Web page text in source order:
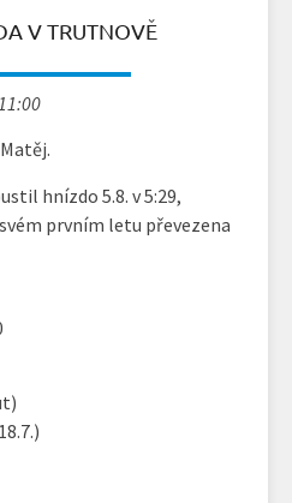
V TRUTNOVĚ
hnízdo 5.8. v 5:29,
prvním letu převezena